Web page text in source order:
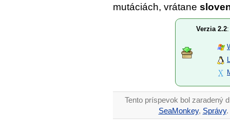
mutáciách, vrátane
Verzia 2.2:
Tento príspevok bol zaradený
SeaMonkey, Správy.